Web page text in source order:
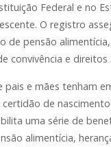
Federal e no
O registro
de pensão alimentícia,
convivência e direitos
pais e mães tenham
de
uma série de
alimentícia,